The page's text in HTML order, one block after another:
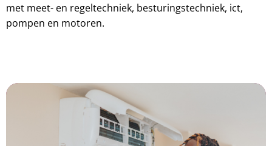
met meet- en regeltechniek, besturingstechniek, ict,
pompen en motoren.